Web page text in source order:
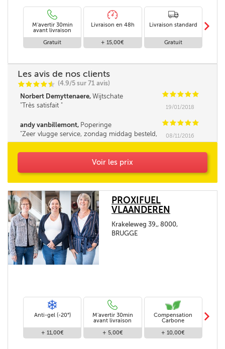
M'avertir 30min
avant livraison
Gratuit
Livraison en 48h
+ 15,00€
Livraison standard
Gratuit
m
Les avis de nos clients
CCCCi
@ (4.9/5 sur 71 avis)
Norbert Demyttenaere, Wijtschate CCCCC
Très satisfait
19/01/2018
andy vanbillemont, Poperinge CCCCC
Zeer vlugge service, zondag middag besteld,
maandag morgen reeds geleverd.
08/11/2016
Voir les prix
PROXIFUEL
VLAANDEREN
Krakeleweg 39,, 8000,
BRUGGE
Anti-gel (-20°)
+ 11,00€
M'avertir 30min
avant livraison
+ 5,00€
Compensation
Carbone
+ 10,00€
m